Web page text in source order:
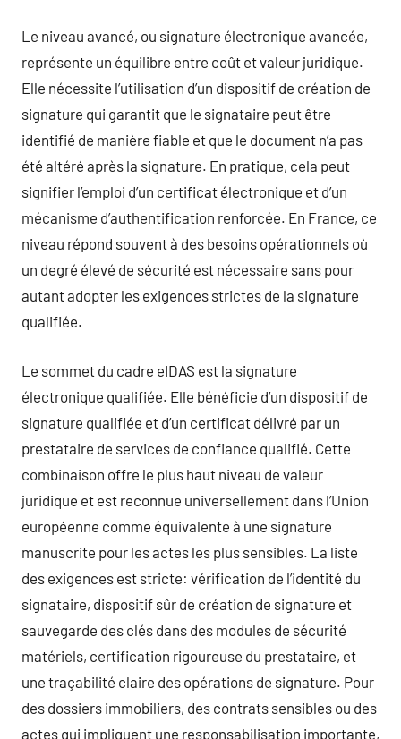
Le niveau avancé, ou signature électronique avancée,
représente un équilibre entre coût et valeur juridique.
Elle nécessite l’utilisation d’un dispositif de création de
signature qui garantit que le signataire peut être
identifié de manière fiable et que le document n’a pas
été altéré après la signature. En pratique, cela peut
signifier l’emploi d’un certificat électronique et d’un
mécanisme d’authentification renforcée. En France, ce
niveau répond souvent à des besoins opérationnels où
un degré élevé de sécurité est nécessaire sans pour
autant adopter les exigences strictes de la signature
qualifiée.
Le sommet du cadre eIDAS est la signature
électronique qualifiée. Elle bénéficie d’un dispositif de
signature qualifiée et d’un certificat délivré par un
prestataire de services de confiance qualifié. Cette
combinaison offre le plus haut niveau de valeur
juridique et est reconnue universellement dans l’Union
européenne comme équivalente à une signature
manuscrite pour les actes les plus sensibles. La liste
des exigences est stricte: vérification de l’identité du
signataire, dispositif sûr de création de signature et
sauvegarde des clés dans des modules de sécurité
matériels, certification rigoureuse du prestataire, et
une traçabilité claire des opérations de signature. Pour
des dossiers immobiliers, des contrats sensibles ou des
actes qui impliquent une responsabilisation importante,